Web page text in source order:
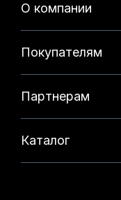
О компании
Покупателям
Партнерам
Каталог